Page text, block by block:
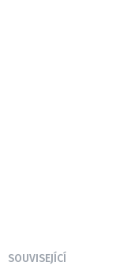
SOUVISEJÍCÍ